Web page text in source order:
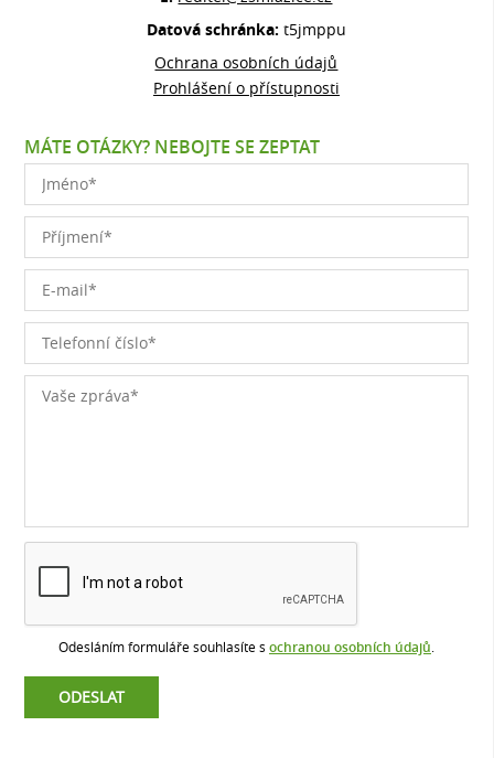
Datová schránka: t5jmppu
Ochrana osobních údajů
Prohlášení o přístupnosti
MÁTE OTÁZKY? NEBOJTE SE ZEPTAT
Odesláním formuláře souhlasíte s ochranou osobních údajů